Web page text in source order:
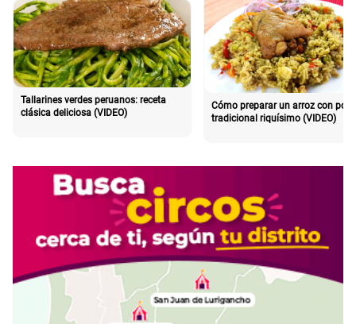
Tallarines verdes peruanos: receta
clásica deliciosa (VIDEO)
Cómo preparar un arroz con pollo
tradicional riquísimo (VIDEO)